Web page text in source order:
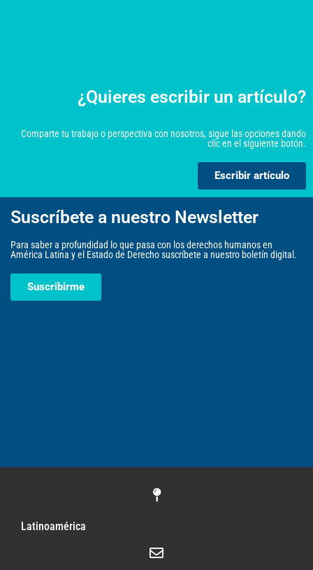
¿Quieres escribir un artículo?
Comparte tu trabajo o perspectiva con nosotros, sigue las opciones dando
clic en el siguiente botón.
Escribir artículo
Suscríbete a nuestro Newsletter
Para saber a profundidad lo que pasa con los derechos humanos en
América Latina y el Estado de Derecho suscríbete a nuestro boletín digital.
Suscribirme
Latinoamérica